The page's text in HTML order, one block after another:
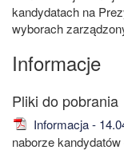
kandydatach na
wyborach
Informacje
Informacja -
naborze